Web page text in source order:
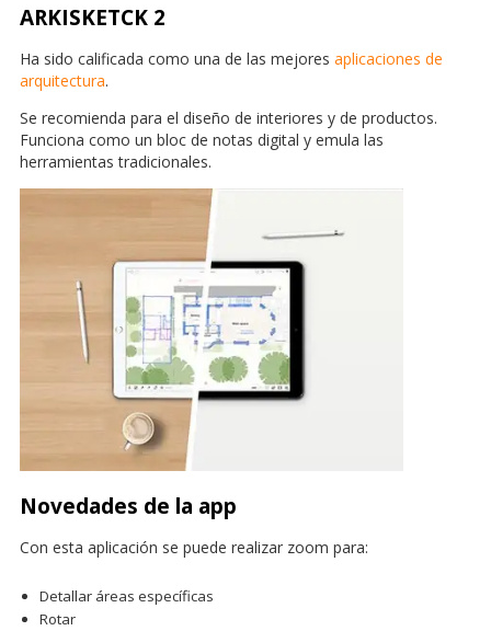
ARKISKETCK 2
Ha sido calificada como una de las mejores aplicaciones de
arquitectura.
Se recomienda para el diseño de interiores y de productos.
Funciona como un bloc de notas digital y emula las
herramientas tradicionales.
Novedades de la app
Con esta aplicación se puede realizar zoom para:
Detallar áreas específicas
Rotar